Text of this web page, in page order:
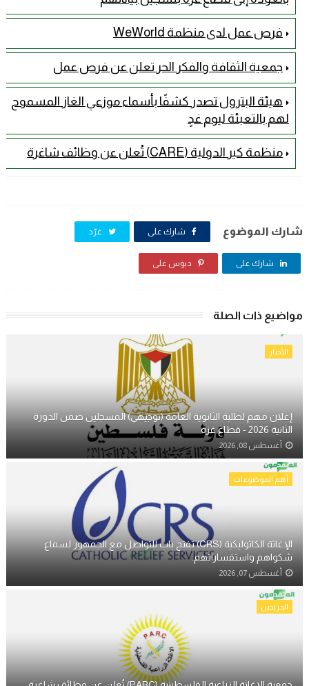
فرص عمل لدى منظمة WeWorld
جمعية الثقافة والفكر الحر تعلن عن فرص عمل
هيئة البترول تصدر كشفًا بأسماء موزعي الغاز المسموح
لهم بالتعبئة ليوم غدٍ
منظمة كير الدولية (CARE) تُعلن عن وظائف شاغرة
شارك الموضوع شارك على غرّد
شارك على دبوس على
مواضيع ذات الصلة
الأخبار
إعلان مهم لطلبة الثانوية العامة (توجيهي) المسجلين ضمن الدورة
الثانية 2026 - قطاع غزة
أغسطس 08, 2026
أهم الموضوعات
الإغاثة الكاثوليكية (CRS) تفتح باب للتواصل مع الجمهور لسماع
شكواهم واستفساراتهم.
أغسطس 07, 2026
الخريجين